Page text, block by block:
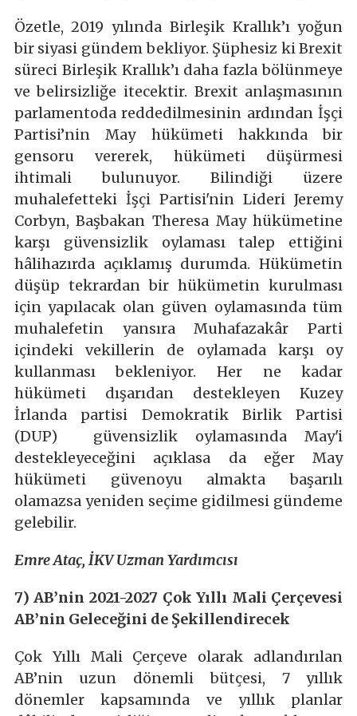
Özetle, 2019 yılında Birleşik Krallık’ı yoğun
bir siyasi gündem bekliyor. Şüphesiz ki Brexit
süreci Birleşik Krallık’ı daha fazla bölünmeye
ve belirsizliğe itecektir. Brexit anlaşmasının
parlamentoda reddedilmesinin ardından İşçi
Partisi’nin May hükümeti hakkında bir
gensoru vererek, hükümeti düşürmesi
ihtimali bulunuyor. Bilindiği üzere
muhalefetteki İşçi Partisi'nin Lideri Jeremy
Corbyn, Başbakan Theresa May hükümetine
karşı güvensizlik oylaması talep ettiğini
hâlihazırda açıklamış durumda. Hükümetin
düşüp tekrardan bir hükümetin kurulması
için yapılacak olan güven oylamasında tüm
muhalefetin yansıra Muhafazakâr Parti
içindeki vekillerin de oylamada karşı oy
kullanması bekleniyor. Her ne kadar
hükümeti dışarıdan destekleyen Kuzey
İrlanda partisi Demokratik Birlik Partisi
(DUP) güvensizlik oylamasında May'i
destekleyeceğini açıklasa da eğer May
hükümeti güvenoyu almakta başarılı
olamazsa yeniden seçime gidilmesi gündeme
gelebilir.
Emre Ataç, İKV Uzman Yardımcısı
7) AB’nin 2021-2027 Çok Yıllı Mali Çerçevesi
AB’nin Geleceğini de Şekillendirecek
Çok Yıllı Mali Çerçeve olarak adlandırılan
AB’nin uzun dönemli bütçesi, 7 yıllık
dönemler kapsamında ve yıllık planlar